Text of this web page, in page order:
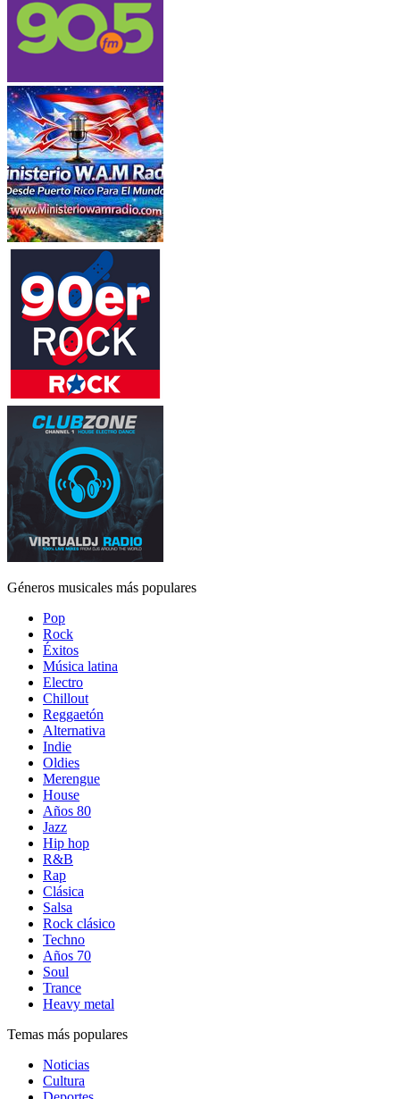
Géneros musicales más populares
Pop
Rock
Éxitos
Música latina
Electro
Chillout
Reggaetón
Alternativa
Indie
Oldies
Merengue
House
Años 80
Jazz
Hip hop
R&B
Rap
Clásica
Salsa
Rock clásico
Techno
Años 70
Soul
Trance
Heavy metal
Temas más populares
Noticias
Cultura